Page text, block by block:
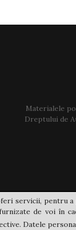
Materialele
Dreptului de
servicii, pentru
de voi în
Datele